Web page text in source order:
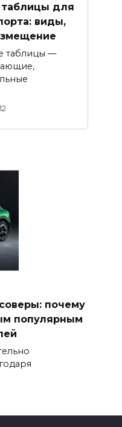
для
виды,
таблицы —
12
почему
популярным